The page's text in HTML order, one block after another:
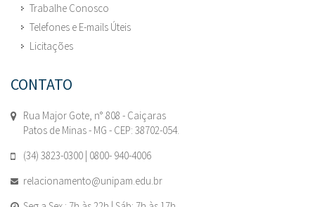
Trabalhe Conosco
Telefones e E-mails Úteis
Licitações
CONTATO
Rua Major Gote, n° 808 - Caiçaras
Patos de Minas - MG - CEP: 38702-054.
(34) 3823-0300 | 0800- 940-4006
relacionamento@unipam.edu.br